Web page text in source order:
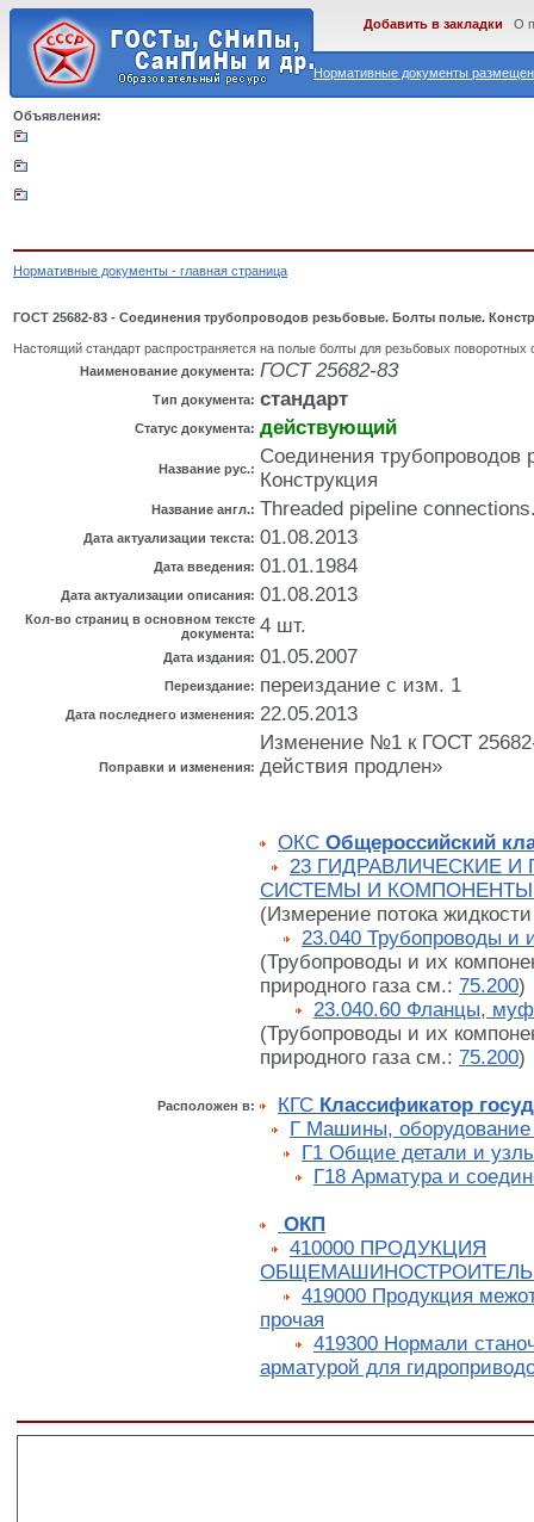
Нормативные документы
Добавить в закладки О
Объявления:
Нормативные документы - главная страница
ГОСТ 25682-83 - Соединения трубопроводов резьбовые. Болты полые.
Настоящий стандарт распространяется на полые болты для резьбовых поворотных
Наименование документа: ГОСТ 25682-83
Тип документа: стандарт
Статус документа: действующий
Название рус.:
Соединения
Конструкция
Название англ.: Threaded pipeline
Дата актуализации текста: 01.08.2013
Дата введения: 01.01.1984
Дата актуализации описания: 01.08.2013
Кол-во страниц в основном тексте
документа: 4 шт.
Дата издания: 01.05.2007
Переиздание: переиздание с изм. 1
Дата последнего изменения: 22.05.2013
Поправки и изменения:
Изменение №1 к ГОСТ
действия продлен»
Расположен в:
ОКС Общероссийский
23 ГИДРАВЛИЧЕСКИЕ
СИСТЕМЫ И
(Измерение потока
23.040 Трубопроводы и
(Трубопроводы и их
природного газа см.: 75.200)
23.040.60 Фланцы,
(Трубопроводы и их
природного газа см.: 75.200)
КГС Классификатор
Г Машины, оборудование
Г1 Общие детали и
Г18 Арматура и
ОКП
410000 ПРОДУКЦИЯ
419000 Продукция
прочая
419300 Нормали
арматурой для